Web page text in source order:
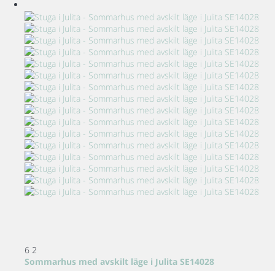
6 2
Sommarhus med avskilt läge i Julita SE14028